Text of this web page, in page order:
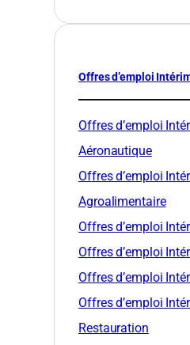
Offres d’emploi
Offres d’emploi
Aéronautique
Offres d’emploi
Agroalimentaire
Offres d’emploi
Offres d’emploi
Offres d’emploi
Offres d’emploi
Restauration